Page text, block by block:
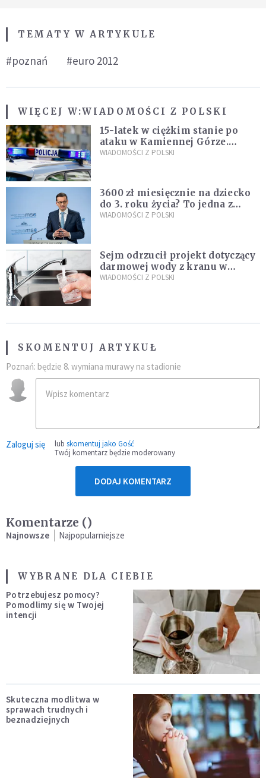
TEMATY W ARTYKULE
#poznań #euro 2012
WIĘCEJ W:WIADOMOŚCI Z POLSKI
15-latek w ciężkim stanie po
ataku w Kamiennej Górze.
Policja zatrzymała dwóch
WIADOMOŚCI Z POLSKI
3600 zł miesięcznie na dziecko
do 3. roku życia? To jedna z
propozycji programu "Rozwój
WIADOMOŚCI Z POLSKI
Sejm odrzucił projekt dotyczący
darmowej wody z kranu w
restauracjach
WIADOMOŚCI Z POLSKI
SKOMENTUJ ARTYKUŁ
Poznań: będzie 8. wymiana murawy na stadionie
Zaloguj się lub skomentuj jako Gość
Twój komentarz będzie moderowany
DODAJ KOMENTARZ
Komentarze ()
Najnowsze Najpopularniejsze
WYBRANE DLA CIEBIE
Potrzebujesz pomocy?
Pomodlimy się w Twojej
intencji
Skuteczna modlitwa w
sprawach trudnych i
beznadziejnych